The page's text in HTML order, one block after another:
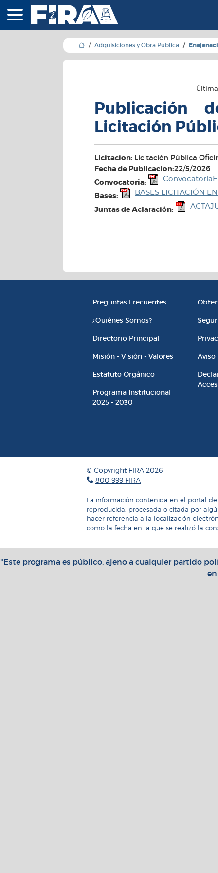
FIRA -
Adquisiciones y Obra Pública
Última
Publicación
Licitación
Licitacion: Licitación Pública
Fecha de Publicacion:22/5/2026
Convocatoria:
Bases: BASES LICITACIÓN
Juntas de Aclaración:
Información
Preguntas Frecuentes
¿Quiénes Somos?
Directorio Principal
Misión - Visión - Valores
Estatuto Orgánico
Programa Institucional
2025 - 2030
Aviso
© Copyright FIRA 2026
800 999 FIRA
La información contenida en el portal de
reproducida, procesada o citada por
hacer referencia a la localización
como la fecha en la que se realizó la
"Este programa es público, ajeno a cualquier partido